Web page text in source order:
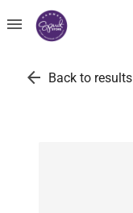
menu
arrow_back Back to results